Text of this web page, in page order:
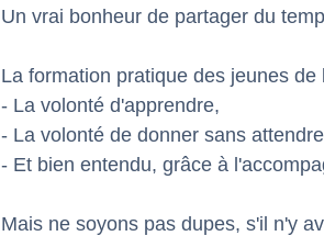
Un vrai bonheur de partager du
La formation pratique des jeunes
- La volonté d'apprendre,
- La volonté de donner sans
- Et bien entendu, grâce à
Mais ne soyons pas dupes, s'il n'y